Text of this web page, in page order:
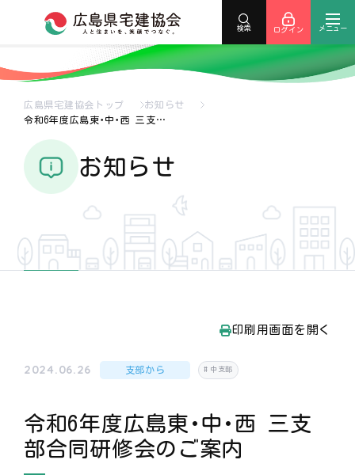
検索 ログイン メニュー
広島県宅建協会トップ
お知らせ
令和6年度広島東･中･西 三支…
お知らせ
印刷用画面を開く
2024.06.26 支部から 中支部
令和6年度広島東･中･西 三支
部合同研修会のご案内